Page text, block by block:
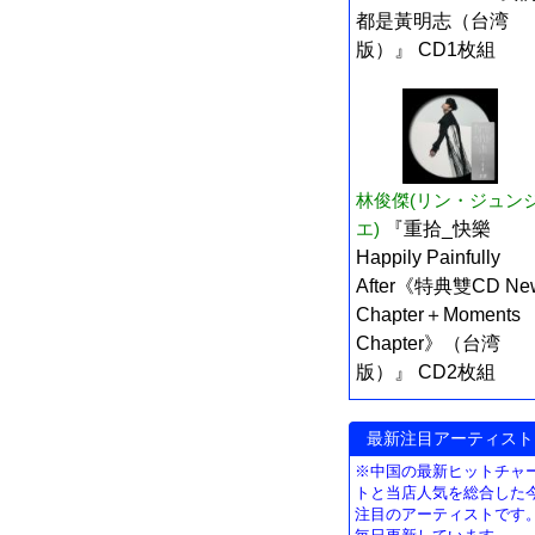
都是黃明志（台湾
版）』 CD1枚組
林俊傑(リン・ジュン
エ)
『重拾_快樂
Happily Painfully
After《特典雙CD
Chapter＋Moments
Chapter》（台湾
版）』 CD2枚組
最新注目アーティスト
※中国の最新ヒットチャ
トと当店人気を総合した
注目のアーティストです。